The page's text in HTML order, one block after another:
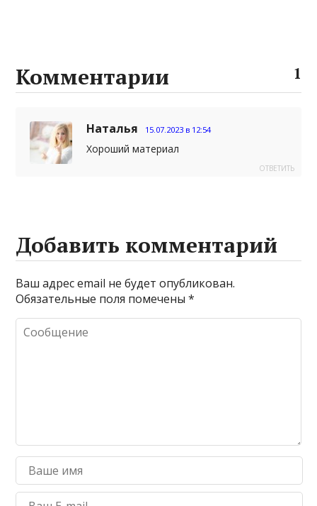
Комментарии 1
Наталья 15.07.2023 в 12:54
Хороший материал
ОТВЕТИТЬ
Добавить комментарий
Ваш адрес email не будет опубликован.
Обязательные поля помечены*